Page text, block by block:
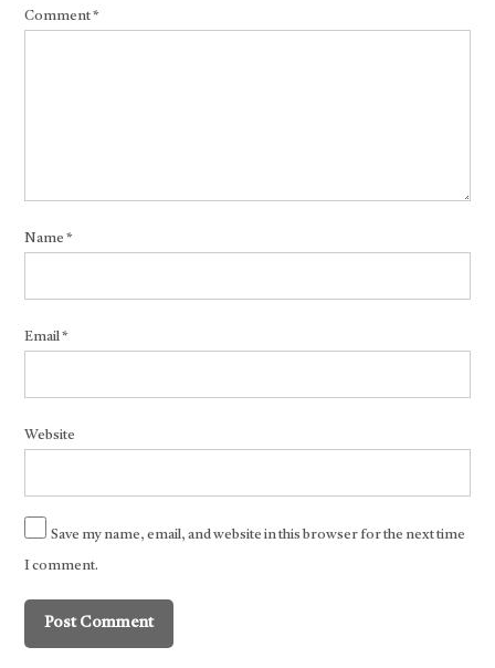
Comment*
Name*
Email*
Website
Save my name, email, and website in this browser for the next time
I comment.